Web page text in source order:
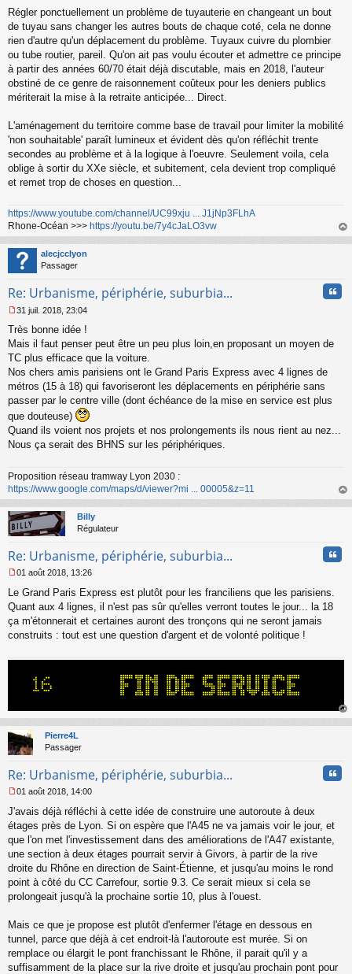
Régler ponctuellement un problème de tuyauterie en changeant un bout
de tuyau sans changer les autres bouts de chaque coté, cela ne donne
rien d'autre qu'un déplacement du problème. Tuyaux cuivre du plombier
ou tube routier, pareil. Qu'on ait pas voulu écouter et admettre ce principe
à partir des années 60/70 était déjà discutable, mais en 2018, l'auteur
obstiné de ce genre de raisonnement coûteux pour les deniers publics
mériterait la mise à la retraite anticipée... Direct.
L'aménagement du territoire comme base de travail pour limiter la mobilité
'non souhaitable' paraît lumineux et évident dès qu'on réfléchit trente
secondes au problème et à la logique à l'oeuvre. Seulement voila, cela
oblige à sortir du XXe siècle, et subitement, cela devient trop compliqué
et remet trop de choses en question...
https://www.youtube.com/channel/UC99xju ... J1jNp3FLhA
Rhone-Océan >>> https://youtu.be/7y4cJaLO3vw
au
alecjcclyon
Passager
Re: Urbanisme, périphérie, suburbia...
e
s
s
g
e
n
o
l
u
31 juil. 2018, 23:04
Très bonne idée !
Mais il faut penser peut être un peu plus loin,en proposant un moyen de
TC plus efficace que la voiture.
Nos chers amis parisiens ont le Grand Paris Express avec 4 lignes de
métros (15 à 18) qui favoriseront les déplacements en périphérie sans
passer par le centre ville (dont échéance de la mise en service est plus
que douteuse)
Quand ils voient nos projets et nos prolongements ils nous rient au nez...
Nous ça serait des BHNS sur les périphériques.
Proposition réseau tramway Lyon 2030 :
https://www.google.com/maps/d/viewer?mi ... 00005&z=11
au
Billy
Régulateur
Re: Urbanisme, périphérie, suburbia...
e
s
g
u
01 août 2018, 13:26
Le Grand Paris Express est plutôt pour les franciliens que les parisiens.
Quant aux 4 lignes, il n'est pas sûr qu'elles verront toutes le jour... la 18
ça m'étonnerait et certaines auront des tronçons qui ne seront jamais
construits : tout est une question d'argent et de volonté politique !
au
Pierre4L
Passager
Re: Urbanisme, périphérie, suburbia...
e
s
g
e
n
o
u
01 août 2018, 14:00
J'avais déjà réfléchi à cette idée de construire une autoroute à deux
étages près de Lyon. Si on espère que l'A45 ne va jamais voir le jour, et
que l'on met l'investissement dans des améliorations de l'A47 existante,
une section à deux étages pourrait servir à Givors, à partir de la rive
droite du Rhône en direction de Saint-Étienne, et jusqu'au moins le rond
point à côté du CC Carrefour, sortie 9.3. Ce serait mieux si cela se
prolongeait jusqu'à la prochaine sortie 10, plus à l'ouest.
Mais ce que je propose est plutôt d'enfermer l'étage en dessous en
tunnel, parce que déjà à cet endroit-là l'autoroute est murée. Si on
remplace ou élargit le pont franchissant le Rhône, il parait qu'il y a
suffisamment de la place sur la rive droite et jusqu'au prochain pont pour